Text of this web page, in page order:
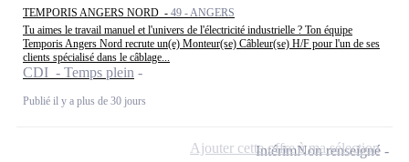
TEMPORIS ANGERS NORD - 49 - ANGERS
Tu aimes le travail manuel et l'univers de l'électricité industrielle ? Ton équipe
Temporis Angers Nord recrute un(e) Monteur(se) Câbleur(se) H/F pour l'un de ses
clients spécialisé dans le câblage...
CDI - Temps plein
Publié il y a plus de 30 jours
IntérimNon renseigné
Ajouter cette offre à ma sélection